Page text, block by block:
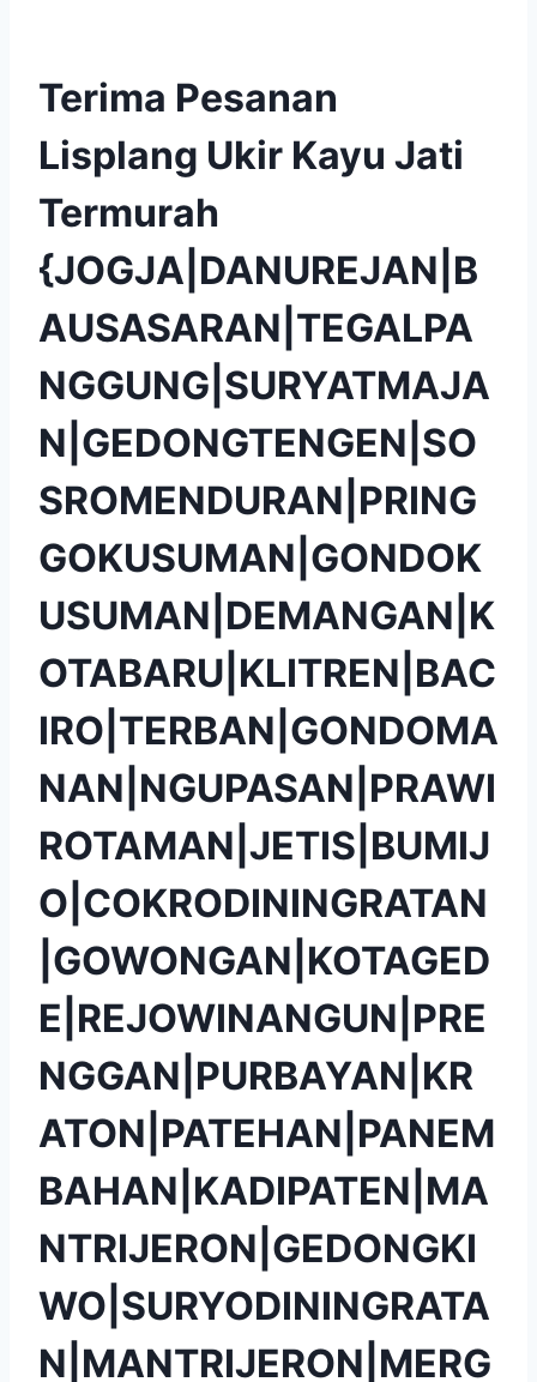
Terima Pesanan
Lisplang Ukir Kayu Jati
Termurah
{JOGJA|DANUREJAN|B
AUSASARAN|TEGALPA
NGGUNG|SURYATMAJA
N|GEDONGTENGEN|SO
SROMENDURAN|PRING
GOKUSUMAN|GONDOK
USUMAN|DEMANGAN|K
OTABARU|KLITREN|BAC
IRO|TERBAN|GONDOMA
NAN|NGUPASAN|PRAWI
ROTAMAN|JETIS|BUMIJ
O|COKRODININGRATAN
|GOWONGAN|KOTAGED
E|REJOWINANGUN|PRE
NGGAN|PURBAYAN|KR
ATON|PATEHAN|PANEM
BAHAN|KADIPATEN|MA
NTRIJERON|GEDONGKI
WO|SURYODININGRATA
N|MANTRIJERON|MERG